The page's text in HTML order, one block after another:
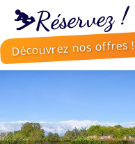
⛷️Réservez !
Découvrez nos offres !